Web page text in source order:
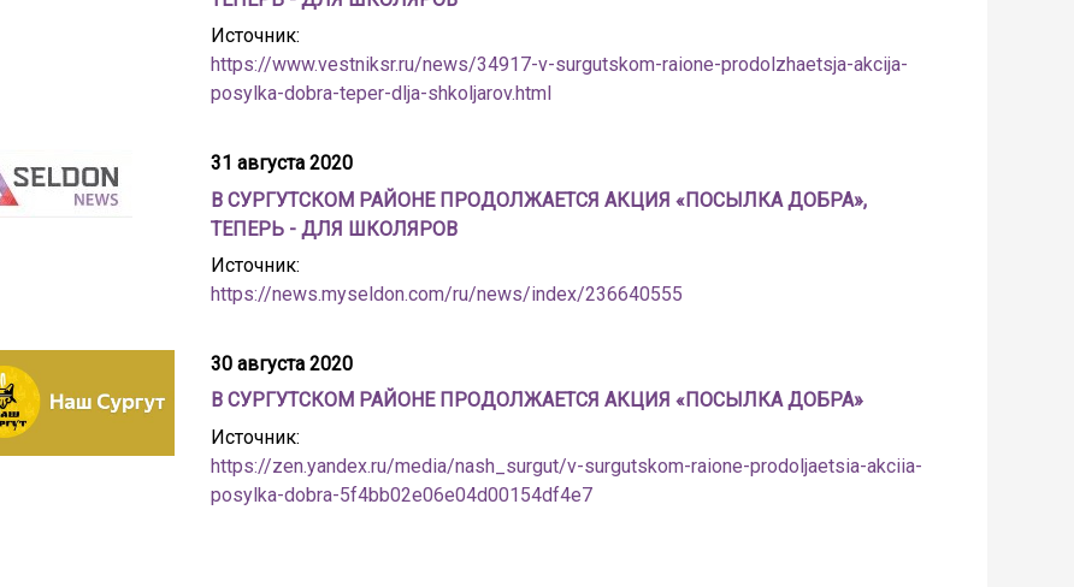
Источник:
https://www.vestniksr.ru/news/34917-v-surgutskom-raione-prodolzhaetsja-akcija-
posylka-dobra-teper-dlja-shkoljarov.html
31 августа 2020
В СУРГУТСКОМ РАЙОНЕ ПРОДОЛЖАЕТСЯ АКЦИЯ «ПОСЫЛКА ДОБРА»,
ТЕПЕРЬ - ДЛЯ ШКОЛЯРОВ
Источник:
https://news.myseldon.com/ru/news/index/236640555
30 августа 2020
В СУРГУТСКОМ РАЙОНЕ ПРОДОЛЖАЕТСЯ АКЦИЯ «ПОСЫЛКА ДОБРА»
Источник:
https://zen.yandex.ru/media/nash_surgut/v-surgutskom-raione-prodoljaetsia-akciia-
posylka-dobra-5f4bb02e06e04d00154df4e7